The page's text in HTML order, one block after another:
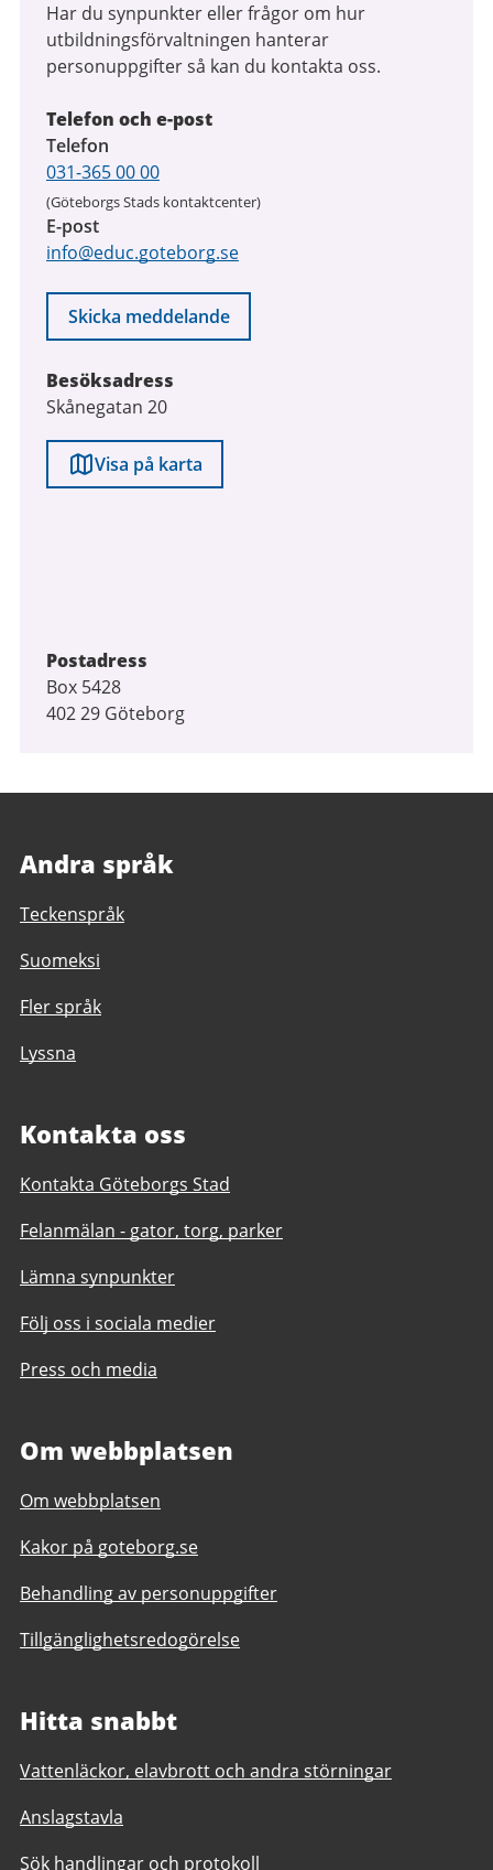
Har du synpunkter eller frågor om hur
utbildningsförvaltningen hanterar
personuppgifter så kan du kontakta oss.
Telefon och e-post
Telefon
031-365 00 00
(Göteborgs Stads kontaktcenter)
E-post
info@educ.goteborg.se
Skicka meddelande
Besöksadress
Skånegatan 20
Visa på karta
Postadress
Box 5428
402 29 Göteborg
Andra språk
Teckenspråk
Suomeksi
Fler språk
Lyssna
Kontakta oss
Kontakta Göteborgs Stad
Felanmälan - gator, torg, parker
Lämna synpunkter
Följ oss i sociala medier
Press och media
Om webbplatsen
Om webbplatsen
Kakor på goteborg.se
Behandling av personuppgifter
Tillgänglighetsredogörelse
Hitta snabbt
Vattenläckor, elavbrott och andra störningar
Anslagstavla
Sök handlingar och protokoll